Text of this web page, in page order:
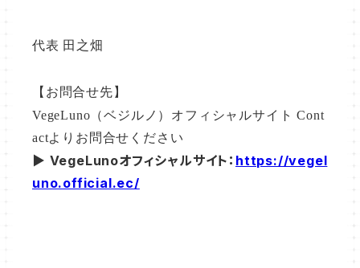
代表 田之畑
【お問合せ先】
VegeLuno（ベジルノ）オフィシャルサイト Cont
actよりお問合せください
▶︎ VegeLunoオフィシャルサイト： https://vegel
uno.official.ec/